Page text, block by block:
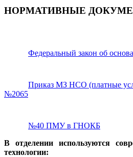
НОРМАТИВНЫЕ
Федеральный закон об
Приказ МЗ НСО (платные
№2065
№40 ПМУ в ГНОКБ
В отделении используются
технологии: